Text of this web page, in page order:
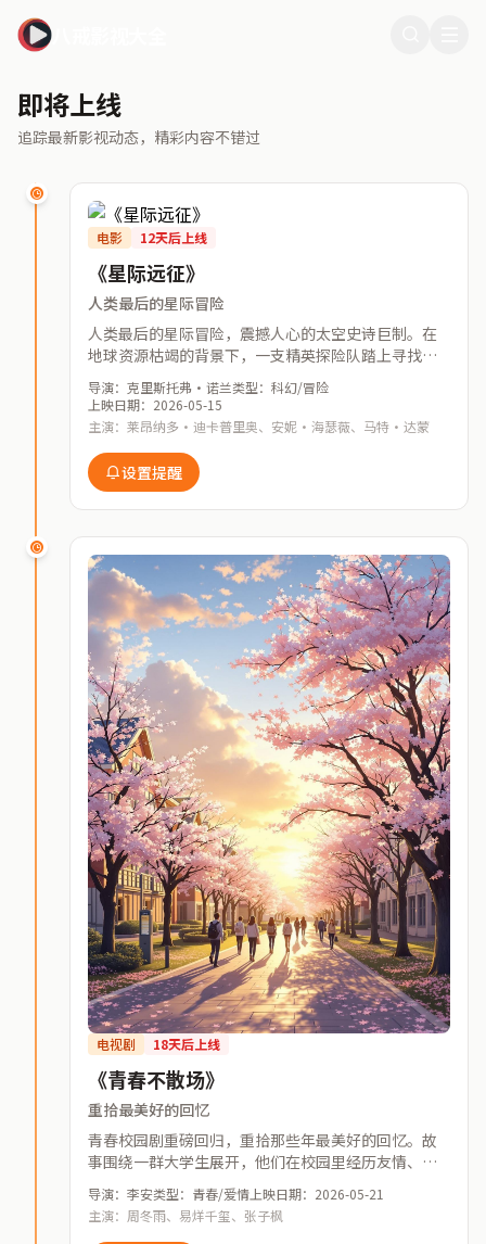
即将上线
追踪最新影视动态，精彩内容不错过
电影 12天后上线
《星际远征》
人类最后的星际冒险
人类最后的星际冒险，震撼人心的太空史诗巨制。在
地球资源枯竭的背景下，一支精英探险队踏上寻找新
家园的征程，穿越未知的星系，面对前所未有的挑
战。本片由国际顶级特效团队打造，视觉效果堪称史
无前例。
导演：克里斯托弗·诺兰类型：科幻/冒险
上映日期：2026-05-15
主演：莱昂纳多·迪卡普里奥、安妮·海瑟薇、马特·达蒙
设置提醒
电视剧 18天后上线
《青春不散场》
重拾最美好的回忆
青春校园剧重磅回归，重拾那些年最美好的回忆。故
事围绕一群大学生展开，他们在校园里经历友情、爱
情、梦想的碰撞与成长，用最真实的笔触描绘青春的
模样。本剧由知名编剧团队精心打磨，演员阵容强
大。
导演：李安类型：青春/爱情 上映日期：2026-05-21
主演：周冬雨、易烊千玺、张子枫